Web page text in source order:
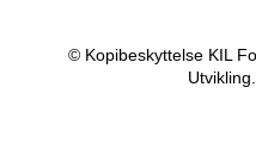
© Kopibeskyttelse KIL
Utvikling.